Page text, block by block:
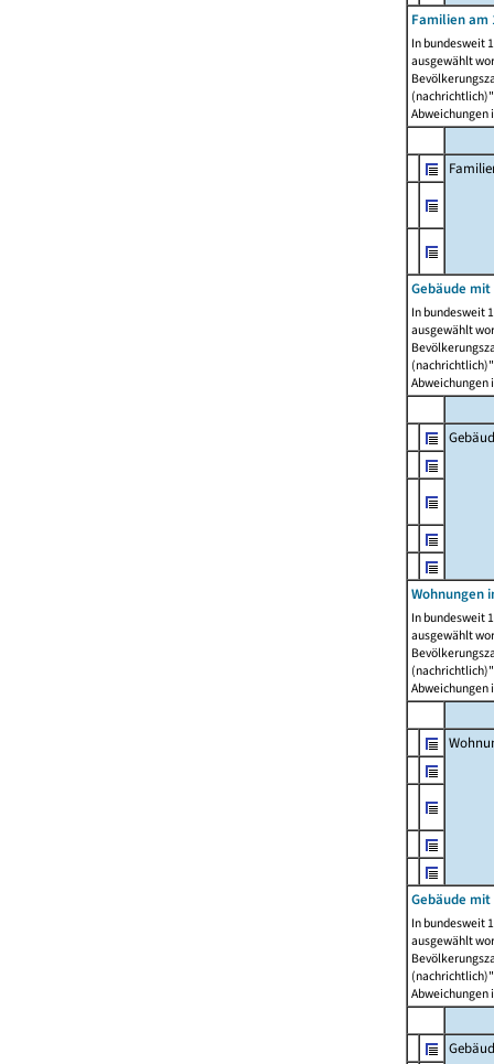
Familien am
In bundesweit
ausgewählt
Abweichungen
Gebäude
In bundesweit
ausgewählt
Abweichungen
Wohnungen
In bundesweit
ausgewählt
Abweichungen
Gebäude
In bundesweit
ausgewählt
Abweichungen